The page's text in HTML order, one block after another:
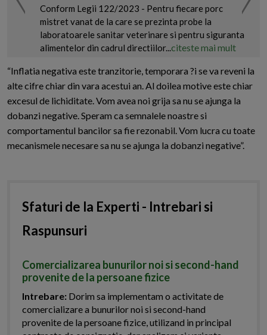
Conform Legii 122/2023 - Pentru fiecare porc
mistret vanat de la care se prezinta probe la
laboratoarele sanitar veterinare si pentru siguranta
alimentelor din cadrul directiilor...citeste mai mult
“Inflatia negativa este tranzitorie, temporara ?i se va reveni la
alte cifre chiar din vara acestui an. Al doilea motive este chiar
excesul de lichiditate. Vom avea noi grija sa nu se ajunga la
dobanzi negative. Speram ca semnalele noastre si
comportamentul bancilor sa fie rezonabil. Vom lucra cu toate
mecanismele necesare sa nu se ajunga la dobanzi negative”.
Sfaturi de la Experti - Intrebari si
Raspunsuri
Comercializarea bunurilor noi si second-hand
provenite de la persoane fizice
Intrebare: Dorim sa implementam o activitate de
comercializare a bunurilor noi si second-hand
provenite de la persoane fizice, utilizand in principal